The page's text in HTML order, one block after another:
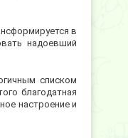
в
надоевший
списком
благодатная
настроение и